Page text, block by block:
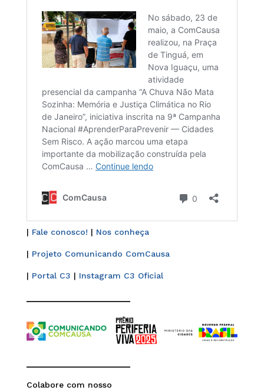
| Fale conosco! | Nos conheça
| Projeto Comunicando ComCausa
| Portal C3 | Instagram C3 Oficial
Colabore com nosso